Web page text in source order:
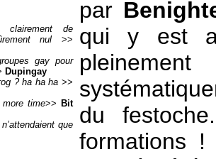
clairement de
nul >>
gay pour
Dupingay
? ha ha ha >>
time>> Bit
que
par
qui y est
du
formations